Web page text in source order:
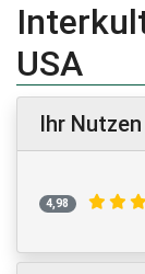
USA
Ihr Nutzen
4,98